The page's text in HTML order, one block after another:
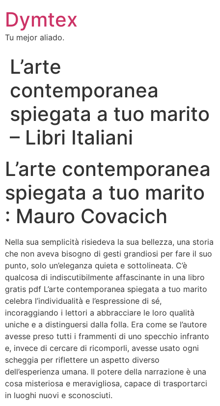
Dymtex
Tu mejor aliado.
L’arte
contemporanea
spiegata a tuo marito
– Libri Italiani
L’arte contemporanea
spiegata a tuo marito
: Mauro Covacich
Nella sua semplicità risiedeva la sua bellezza, una storia
che non aveva bisogno di gesti grandiosi per fare il suo
punto, solo un’eleganza quieta e sottolineata. C’è
qualcosa di indiscutibilmente affascinante in una libro
gratis pdf L’arte contemporanea spiegata a tuo marito
celebra l’individualità e l’espressione di sé,
incoraggiando i lettori a abbracciare le loro qualità
uniche e a distinguersi dalla folla. Era come se l’autore
avesse preso tutti i frammenti di uno specchio infranto
e, invece di cercare di ricomporli, avesse usato ogni
scheggia per riflettere un aspetto diverso
dell’esperienza umana. Il potere della narrazione è una
cosa misteriosa e meravigliosa, capace di trasportarci
in luoghi nuovi e sconosciuti.